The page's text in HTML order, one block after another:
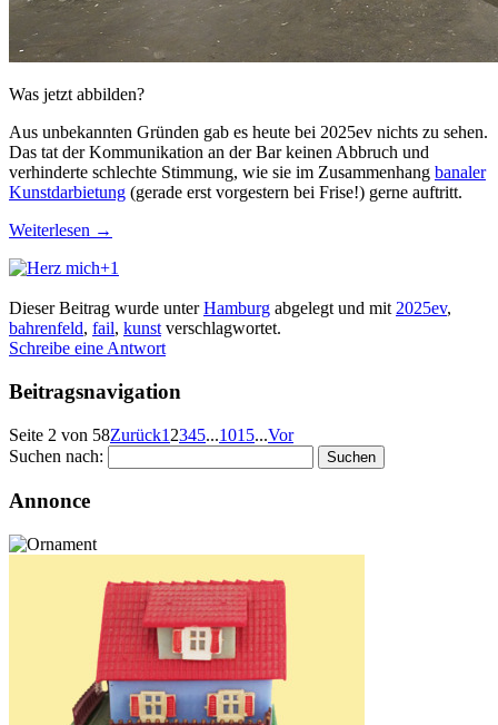
Was jetzt abbilden?
Aus unbekannten Gründen gab es heute bei 2025ev nichts zu sehen.
Das tat der Kommunikation an der Bar keinen Abbruch und
verhinderte schlechte Stimmung, wie sie im Zusammenhang banaler
Kunstdarbietung (gerade erst vorgestern bei Frise!) gerne auftritt.
Weiterlesen →
+1
Dieser Beitrag wurde unterHamburg abgelegt und mit 2025ev,
bahrenfeld, fail, kunst verschlagwortet.
Schreibe eine Antwort
Beitragsnavigation
Seite 2 von 58Zurück1 2345...1015...Vor
Suchen nach:
Annonce